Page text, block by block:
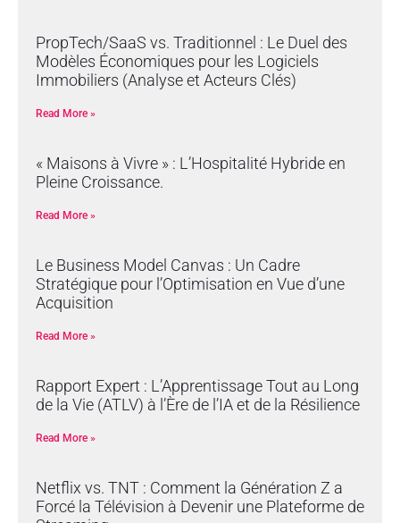
PropTech/SaaS vs. Traditionnel : Le Duel des
Modèles Économiques pour les Logiciels
Immobiliers (Analyse et Acteurs Clés)
Read More »
« Maisons à Vivre » : L’Hospitalité Hybride en
Pleine Croissance.
Read More »
Le Business Model Canvas : Un Cadre
Stratégique pour l’Optimisation en Vue d’une
Acquisition
Read More »
Rapport Expert : L’Apprentissage Tout au Long
de la Vie (ATLV) à l’Ère de l’IA et de la Résilience
Read More »
Netflix vs. TNT : Comment la Génération Z a
Forcé la Télévision à Devenir une Plateforme de